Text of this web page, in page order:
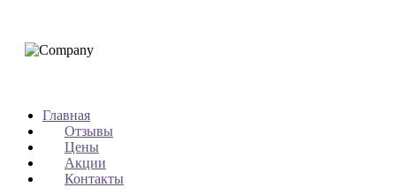
Главная
Отзывы
Цены
Акции
Контакты